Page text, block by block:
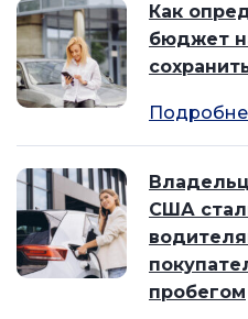
Как
бюджет
США
пробегом